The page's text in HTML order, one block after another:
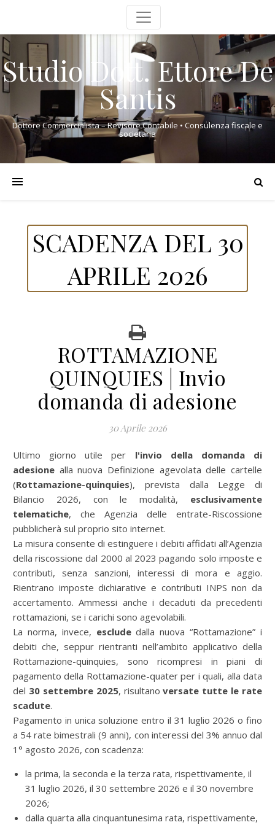
Studio Dott. Ettore De
Santis
Dottore Commercialista – Revisore Contabile • Consulenza fiscale e
societaria
SCADENZA DEL 30
APRILE 2026
ROTTAMAZIONE
QUINQUIES | Invio
domanda di adesione
30 Aprile 2026
Ultimo giorno utile per l'invio della domanda di
adesione alla nuova Definizione agevolata delle cartelle
(Rottamazione-quinquies), prevista dalla Legge di
Bilancio 2026, con le modalità, esclusivamente
telematiche, che Agenzia delle entrate-Riscossione
pubblicherà sul proprio sito internet.
La misura consente di estinguere i debiti affidati all’Agenzia
della riscossione dal 2000 al 2023 pagando solo imposte e
contributi, senza sanzioni, interessi di mora e aggio.
Rientrano imposte dichiarative e contributi INPS non da
accertamento. Ammessi anche i decaduti da precedenti
rottamazioni, se i carichi sono agevolabili.
La norma, invece, escludedalla nuova “Rottamazione” i
debiti che, seppur rientranti nell’ambito applicativo della
Rottamazione-quinquies, sono ricompresi in piani di
pagamento della Rottamazione-quater per i quali, alla data
del 30 settembre 2025, risultanoversate tutte le rate
scadute.
Pagamento in unica soluzione entro il 31 luglio 2026 o fino
a 54 rate bimestrali (9 anni), con interessi del 3% annuo dal
1° agosto 2026, con scadenza:
la prima, la seconda e la terza rata, rispettivamente, il
31 luglio 2026, il 30 settembre 2026 e il 30 novembre
2026;
dalla quarta alla cinquantunesima rata, rispettivamente,